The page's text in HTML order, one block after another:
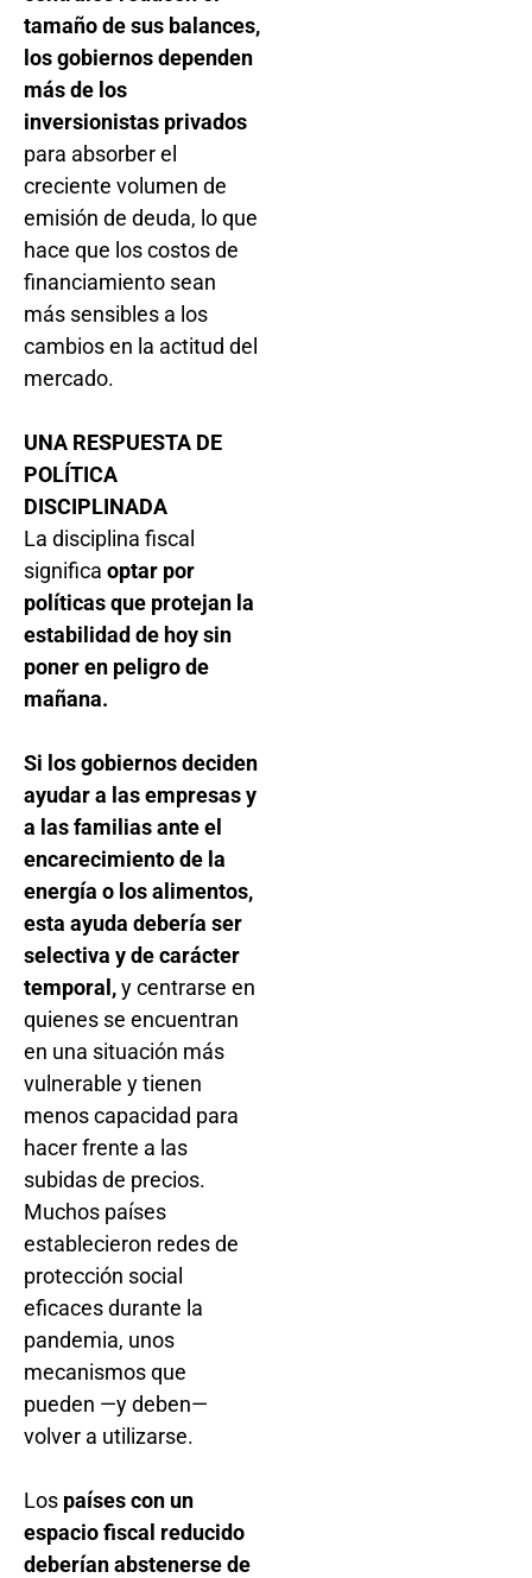
tamaño de sus balances,
los gobiernos dependen
más de los
inversionistas privados
para absorber el
creciente volumen de
emisión de deuda, lo que
hace que los costos de
financiamiento sean
más sensibles a los
cambios en la actitud del
mercado.
UNA RESPUESTA DE
POLÍTICA
DISCIPLINADA
La disciplina fiscal
significa optar por
políticas que protejan la
estabilidad de hoy sin
poner en peligro de
mañana.
Si los gobiernos deciden
ayudar a las empresas y
a las familias ante el
encarecimiento de la
energía o los alimentos,
esta ayuda debería ser
selectiva y de carácter
temporal,y centrarse en
quienes se encuentran
en una situación más
vulnerable y tienen
menos capacidad para
hacer frente a las
subidas de precios.
Muchos países
establecieron redes de
protección social
eficaces durante la
pandemia, unos
mecanismos que
pueden —y deben—
volver a utilizarse.
Los países con un
espacio fiscal reducido
deberían abstenerse de